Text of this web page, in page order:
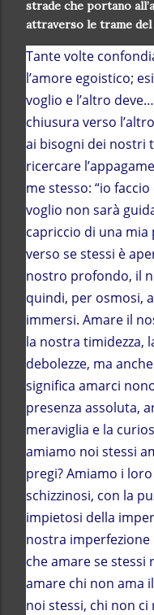
strade che portano
attraverso le trame del
Tante volte
l’amore egoistico;
voglio e l’altro
chiusura verso
ai bisogni dei nostri
ricercare
me stesso: “io
voglio non sarà
capriccio di una mia
verso se stessi è
nostro profondo, il
quindi, per osmosi,
immersi. Amare il
la nostra timidezza,
debolezze, ma
significa amarci
presenza assoluta,
meraviglia e la
amiamo noi stessi
pregi? Amiamo i
schizzinosi, con la
impietosi della
nostra
che amare se stessi
amare chi non ama
noi stessi, chi non